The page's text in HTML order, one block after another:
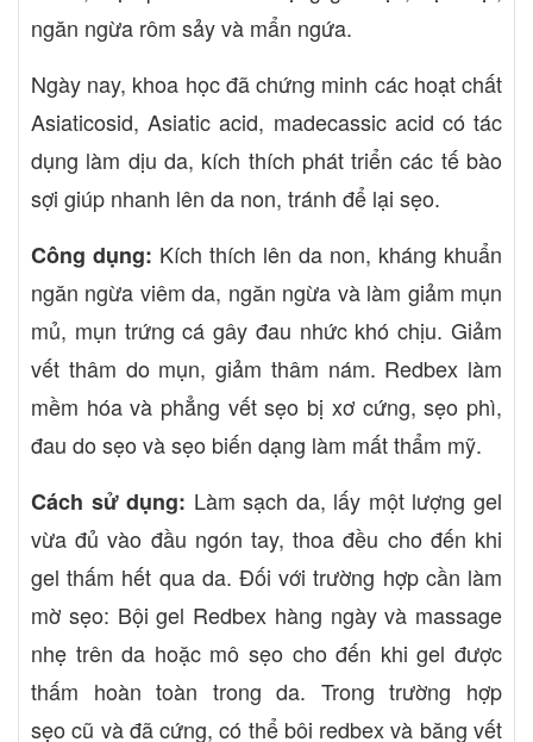
ngăn ngừa rôm sảy và mẩn ngứa.
Ngày nay, khoa học đã chứng minh các hoạt chất
Asiaticosid, Asiatic acid, madecassic acid có tác
dụng làm dịu da, kích thích phát triển các tế bào
sợi giúp nhanh lên da non, tránh để lại sẹo.
Công dụng: Kích thích lên da non, kháng khuẩn
ngăn ngừa viêm da, ngăn ngừa và làm giảm mụn
mủ, mụn trứng cá gây đau nhức khó chịu. Giảm
vết thâm do mụn, giảm thâm nám. Redbex làm
mềm hóa và phẳng vết sẹo bị xơ cứng, sẹo phì,
đau do sẹo và sẹo biến dạng làm mất thẩm mỹ.
Cách sử dụng: Làm sạch da, lấy một lượng gel
vừa đủ vào đầu ngón tay, thoa đều cho đến khi
gel thấm hết qua da. Đối với trường hợp cần làm
mờ sẹo: Bội gel Redbex hàng ngày và massage
nhẹ trên da hoặc mô sẹo cho đến khi gel được
thấm hoàn toàn trong da. Trong trường hợp
sẹo cũ và đã cứng, có thể bôi redbex và băng vết